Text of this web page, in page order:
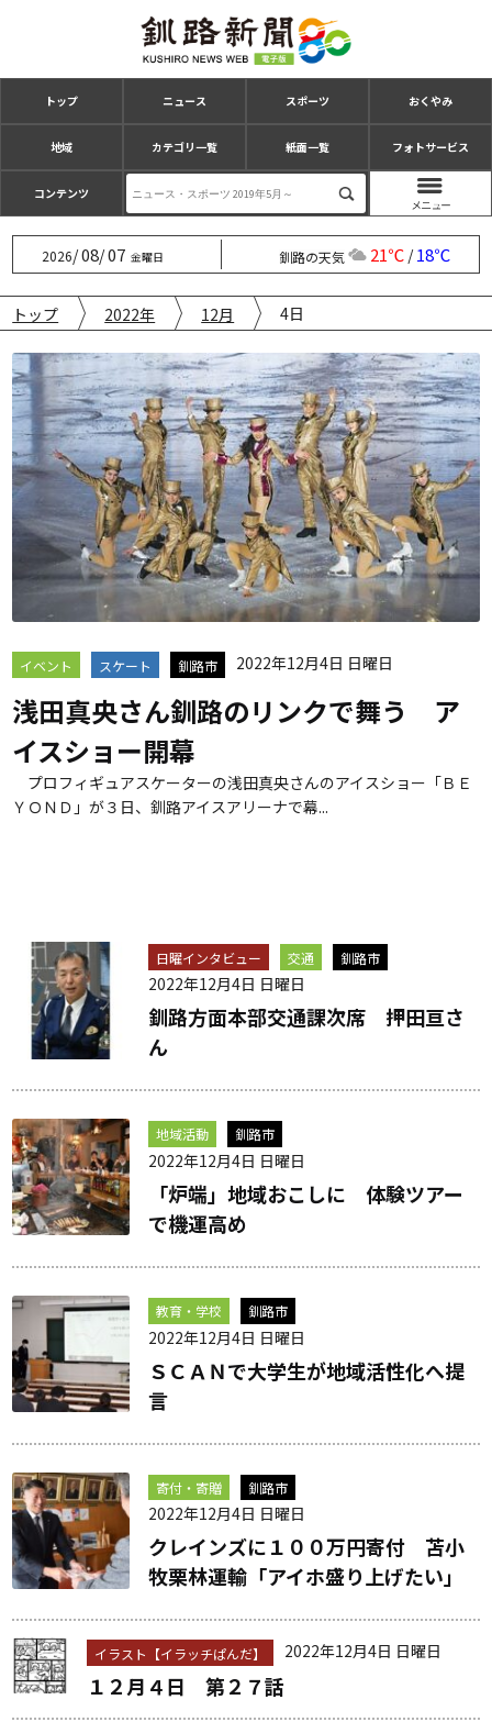
トップ ニュース スポーツ おくやみ
地域 カテゴリ一覧 紙面一覧 フォトサービス
コンテンツ
2026/08/07 金曜日 釧路の天気 21℃/18℃
トップ 2022年 12月 4日
イベント スケート 釧路市 2022年12月4日 日曜日
浅田真央さん釧路のリンクで舞う ア
イスショー開幕
プロフィギュアスケーターの浅田真央さんのアイスショー「ＢＥ
ＹＯＮＤ」が３日、釧路アイスアリーナで幕...
日曜インタビュー 交通 釧路市
2022年12月4日 日曜日
釧路方面本部交通課次席 押田亘さ
ん
地域活動 釧路市
2022年12月4日 日曜日
「炉端」地域おこしに 体験ツアー
で機運高め
教育・学校 釧路市
2022年12月4日 日曜日
ＳＣＡＮで大学生が地域活性化へ提
言
寄付・寄贈 釧路市
2022年12月4日 日曜日
クレインズに１００万円寄付 苫小
牧栗林運輸「アイホ盛り上げたい」
イラスト【イラッチぱんだ】 2022年12月4日 日曜日
１２月４日 第２７話